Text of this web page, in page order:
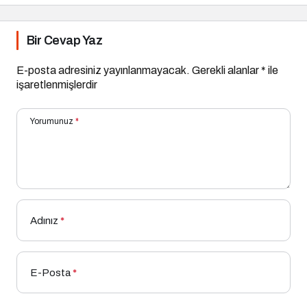
Bir Cevap Yaz
E-posta adresiniz yayınlanmayacak. Gerekli alanlar* ile
işaretlenmişlerdir
Yorumunuz *
Adınız *
E-Posta*